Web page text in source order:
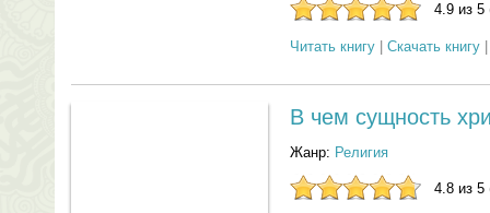
4.9 из 5
Читать книгу Скачать книгу
В чем сущность
Жанр: Религия
4.8 из 5